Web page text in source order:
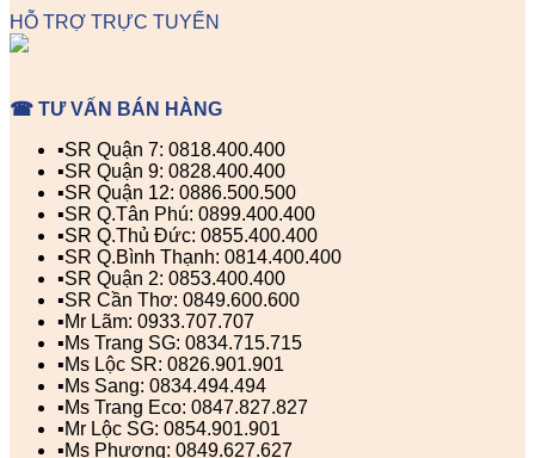
HỖ TRỢ TRỰC TUYẾN
☎ TƯ VẤN BÁN HÀNG
▪️SR Quận 7: 0818.400.400
▪️SR Quận 9: 0828.400.400
▪️SR Quận 12: 0886.500.500
▪️SR Q.Tân Phú: 0899.400.400
▪️SR Q.Thủ Đức: 0855.400.400
▪️SR Q.Bình Thạnh: 0814.400.400
▪️SR Quận 2: 0853.400.400
▪️SR Cần Thơ: 0849.600.600
▪️Mr Lãm: 0933.707.707
▪️Ms Trang SG: 0834.715.715
▪️Ms Lộc SR: 0826.901.901
▪️Ms Sang: 0834.494.494
▪️Ms Trang Eco: 0847.827.827
▪️Mr Lộc SG: 0854.901.901
▪️Ms Phượng: 0849.627.627